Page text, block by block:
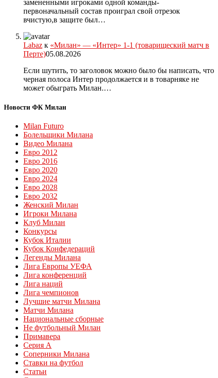
замененными игроками одной команды-
первоначальный состав проиграл свой отрезок
вчистую,в защите был…
Labaz к «Милан» — «Интер» 1-1 (товарищеский матч в
Перте)05.08.2026
Если шутить, то заголовок можно было бы написать, что
черная полоса Интер продолжается и в товарняке не
может обыграть Милан.…
Новости ФК Милан
Milan Futuro
Болельщики Милана
Видео Милана
Евро 2012
Евро 2016
Евро 2020
Евро 2024
Евро 2028
Евро 2032
Женский Милан
Игроки Милана
Клуб Милан
Конкурсы
Кубок Италии
Кубок Конфедераций
Легенды Милана
Лига Европы УЕФА
Лига конференций
Лига наций
Лига чемпионов
Лучшие матчи Милана
Матчи Милана
Национальные сборные
Не футбольный Милан
Примавера
Серия А
Соперники Милана
Ставки на футбол
Статьи